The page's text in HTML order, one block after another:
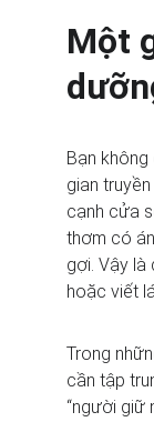
Một
Bạn
gian
cạnh cửa
thơm có
gợi. Vậy là
hoặc viết
Trong
cần tập
“người giữ